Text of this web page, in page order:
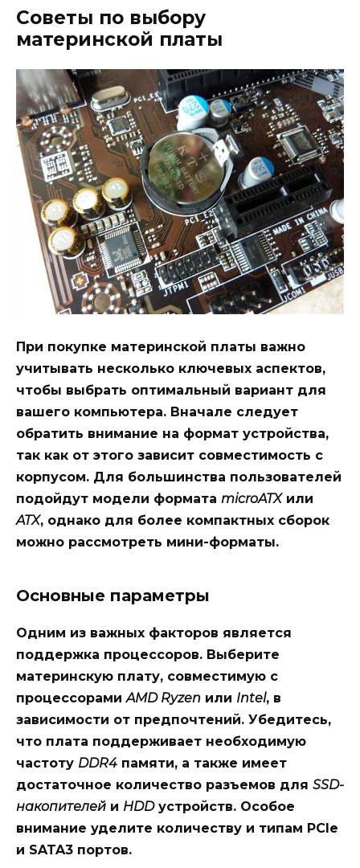
Советы по выбору
материнской платы
При покупке материнской платы важно
учитывать несколько ключевых аспектов,
чтобы выбрать оптимальный вариант для
вашего компьютера. Вначале следует
обратить внимание на формат устройства,
так как от этого зависит совместимость с
корпусом. Для большинства пользователей
подойдут модели формата microATXили
ATX, однако для более компактных сборок
можно рассмотреть мини-форматы.
Основные параметры
Одним из важных факторов является
поддержка процессоров. Выберите
материнскую плату, совместимую с
процессорамиAMD Ryzen или Intel, в
зависимости от предпочтений. Убедитесь,
что плата поддерживает необходимую
частоту DDR4 памяти, а также имеет
достаточное количество разъемов для SSD-
накопителей и HDDустройств. Особое
внимание уделите количеству и типам PCIe
и SATA3 портов.